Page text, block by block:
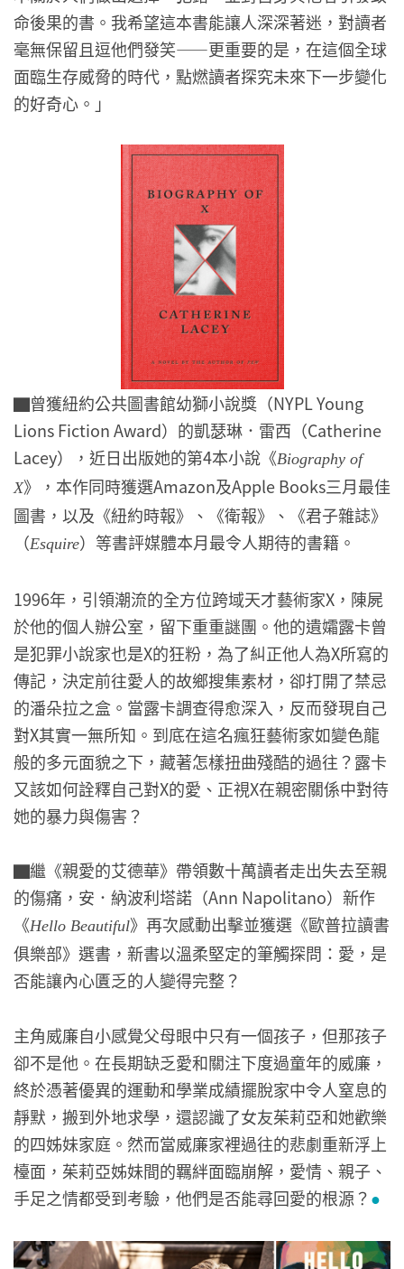
命後果的書。我希望這本書能讓人深深著迷，對讀者
毫無保留且逗他們發笑——更重要的是，在這個全球
面臨生存威脅的時代，點燃讀者探究未來下一步變化
的好奇心。」
▇曾獲紐約公共圖書館幼獅小說獎（NYPL Young
Lions Fiction Award）的凱瑟琳．雷西（Catherine
Lacey），近日出版她的第4本小說《Biography of
X》，本作同時獲選Amazon及Apple Books三月最佳
圖書，以及《紐約時報》、《衛報》、《君子雜誌》
（Esquire）等書評媒體本月最令人期待的書籍。
1996年，引領潮流的全方位跨域天才藝術家X，陳屍
於他的個人辦公室，留下重重謎團。他的遺孀露卡曾
是犯罪小說家也是X的狂粉，為了糾正他人為X所寫的
傳記，決定前往愛人的故鄉搜集素材，卻打開了禁忌
的潘朵拉之盒。當露卡調查得愈深入，反而發現自己
對X其實一無所知。到底在這名瘋狂藝術家如變色龍
般的多元面貌之下，藏著怎樣扭曲殘酷的過往？露卡
又該如何詮釋自己對X的愛、正視X在親密關係中對待
她的暴力與傷害？
▇繼《親愛的艾德華》帶領數十萬讀者走出失去至親
的傷痛，安．納波利塔諾（Ann Napolitano）新作
《Hello Beautiful》再次感動出擊並獲選《歐普拉讀書
俱樂部》選書，新書以溫柔堅定的筆觸探問：愛，是
否能讓內心匱乏的人變得完整？
主角威廉自小感覺父母眼中只有一個孩子，但那孩子
卻不是他。在長期缺乏愛和關注下度過童年的威廉，
終於憑著優異的運動和學業成績擺脫家中令人窒息的
靜默，搬到外地求學，還認識了女友茱莉亞和她歡樂
的四姊妹家庭。然而當威廉家裡過往的悲劇重新浮上
檯面，茱莉亞姊妹間的羈絆面臨崩解，愛情、親子、
手足之情都受到考驗，他們是否能尋回愛的根源？ ●